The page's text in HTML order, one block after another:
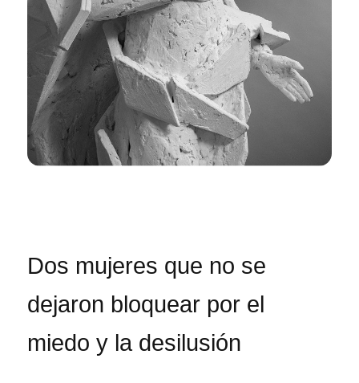
Dos mujeres que no se
dejaron bloquear por el
miedo y la desilusión